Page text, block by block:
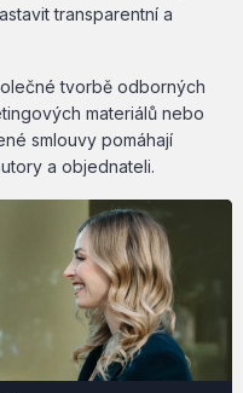
transparentní a
tvorbě odborných
materiálů nebo
smlouvy pomáhají
a objednateli.